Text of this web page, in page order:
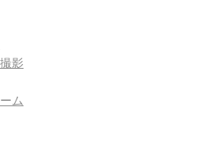
影
ム